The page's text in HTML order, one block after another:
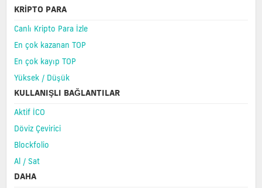
KRIPTO PARA
Canlı Kripto Para İzle
En çok kazanan TOP
En çok kayıp TOP
Yüksek / Düşük
KULLANIŞLI BAĞLANTILAR
Aktif İCO
Döviz Çevirici
Blockfolio
Al / Sat
DAHA